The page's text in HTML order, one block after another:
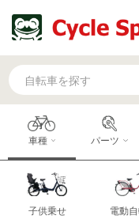
車種
子供乗せ 電動
パーツ